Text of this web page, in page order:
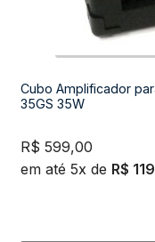
Cubo Amplificador
35GS 35W
R$ 599,00
em até 5x de R$